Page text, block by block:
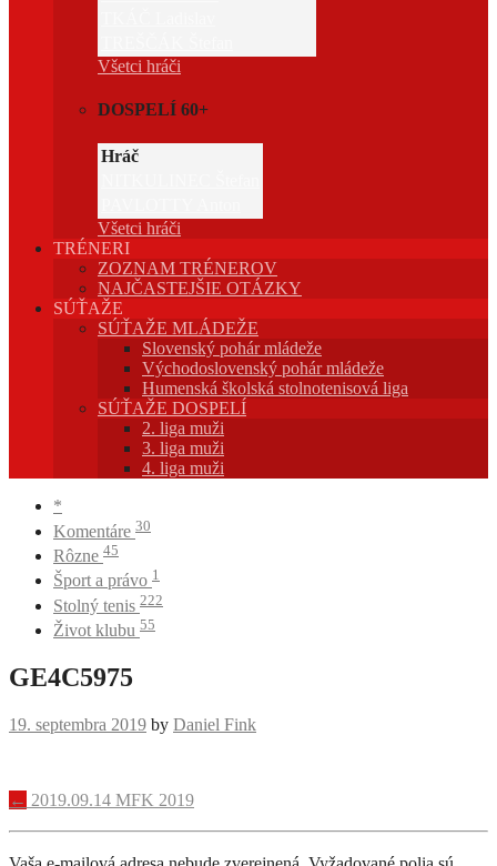
Všetci hráči
DOSPELÍ 60+
Hráč
Všetci hráči
TRÉNERI
ZOZNAM TRÉNEROV
NAJČASTEJŠIE OTÁZKY
SÚŤAŽE
SÚŤAŽE MLÁDEŽE
Slovenský pohár mládeže
Východoslovenský pohár mládeže
Humenská školská stolnotenisová liga
SÚŤAŽE DOSPELÍ
2. liga muži
3. liga muži
4. liga muži
*
Komentáre 30
Rôzne 45
Šport a právo 1
Stolný tenis 222
Život klubu 55
GE4C5975
19. septembra 2019 by Daniel Fink
Navigácia
príspevku
← 2019.09.14 MFK 2019